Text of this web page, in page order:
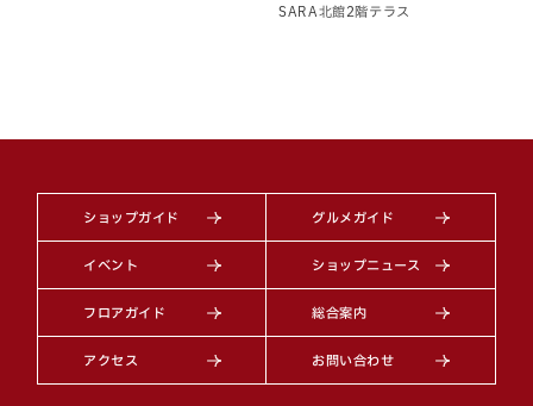
SARA北館2階テラス
ショップガイド グルメガイド
イベント ショップニュース
フロアガイド 総合案内
アクセス お問い合わせ